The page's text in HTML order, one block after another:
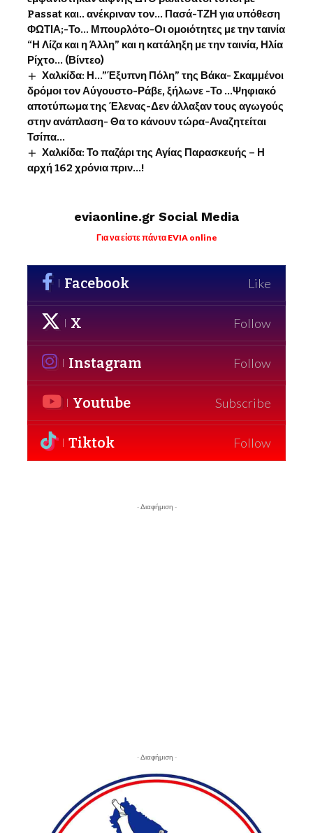
Passat και.. ανέκριναν τον… Πασά-ΤΖΗ για υπόθεση
ΦΩΤΙΑ;-Το… Μπουρλότο-Οι ομοιότητες με την ταινία
“Η Λίζα και η Άλλη” και η κατάληξη με την ταινία, Ηλία
Ρίχτο… (Βίντεο)
Χαλκίδα: Η…”Έξυπνη Πόλη” της Βάκα- Σκαμμένοι
δρόμοι τον Αύγουστο-Ράβε, ξήλωνε -Το …Ψηφιακό
αποτύπωμα της Έλενας-Δεν άλλαξαν τους αγωγούς
στην ανάπλαση- Θα το κάνουν τώρα-Αναζητείται
Τσίπα…
Χαλκίδα: Το παζάρι της Αγίας Παρασκευής – Η
αρχή 162 χρόνια πριν…!
eviaonline.gr Social Media
Για να είστε πάντα EVIA online
Facebook Like
X Follow
Instagram Follow
Youtube Subscribe
Tiktok Follow
- Διαφήμιση -
- Διαφήμιση -